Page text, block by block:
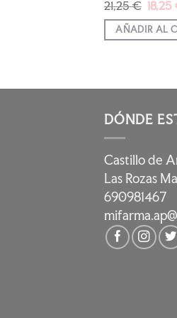
21,25€ El
precio
era:
18,25
AÑADIR AL
DÓNDE
Castillo de
Las Rozas
690981467